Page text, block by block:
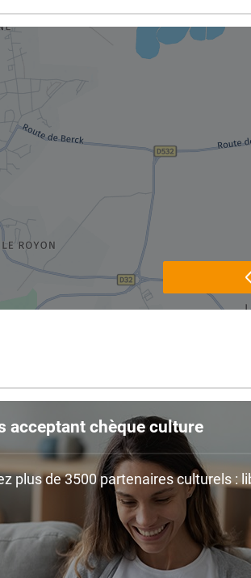
acceptant chèque culture
plus de 3500 partenaires culturels :